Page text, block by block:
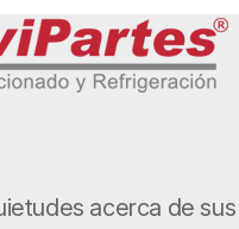
acerca de